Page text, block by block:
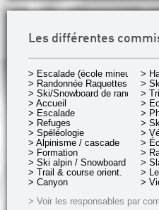
Les différentes
> Escalade (école mineurs)
> Randonnée Raquettes
> Ski/Snowboard de rando.
> Accueil
> Escalade
> Refuges
> Spéléologie
> Alpinisme / cascade
> Formation
> Ski alpin / Snowboard
> Trail & course orient.
> Canyon
>
>
>
>
>
>
>
>
>
>
>
>
> Voir les responsables par